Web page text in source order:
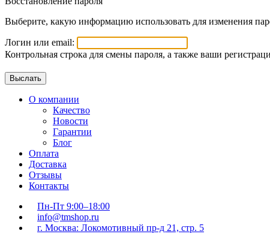
Выберите, какую информацию использовать для изменения
Логин или email:
Контрольная строка для смены пароля, а также ваши
О компании
Качество
Новости
Гарантии
Блог
Оплата
Доставка
Отзывы
Контакты
Пн-Пт 9:00–18:00
info@tmshop.ru
г. Москва: Локомотивный пр-д 21, стр. 5